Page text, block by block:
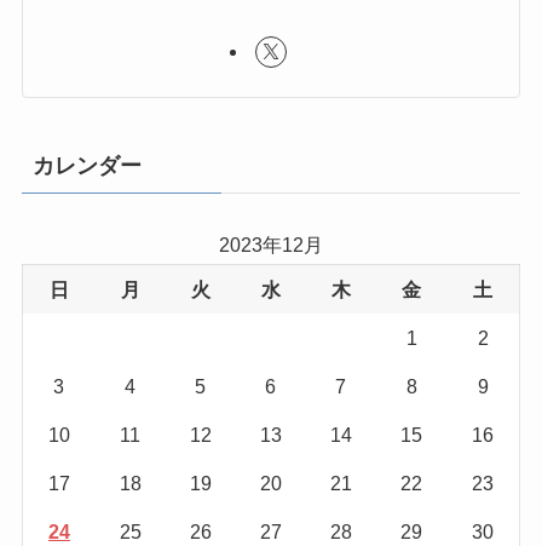
カレンダー
2023年12月
日 月 火 水 木 金 土
1 2
3 4 5 6 7 8 9
10 11 12 13 14 15 16
17 18 19 20 21 22 23
24 25 26 27 28 29 30